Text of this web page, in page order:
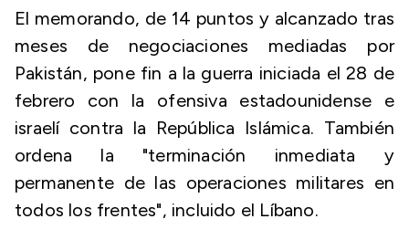
El memorando, de 14 puntos y alcanzado tras
meses de negociaciones mediadas por
Pakistán, pone fin a la guerra iniciada el 28 de
febrero con la ofensiva estadounidense e
israelí contra la República Islámica. También
ordena la "terminación inmediata y
permanente de las operaciones militares en
todos los frentes", incluido el Líbano.